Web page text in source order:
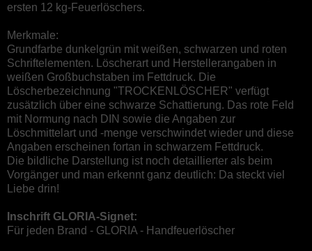
ersten 12 kg-Feuerlöschers.
Merkmale:
Grundfarbe dunkelgrün mit weißen, schwarzen und roten
Schriftelementen. Löscherart und Herstellerangaben in
weißen Großbuchstaben im Fettdruck. Die
Löscherbezeichnung "TROCKENLÖSCHER" verfügt
zusätzlich über eine schwarze Schattierung. Das rote Feld
mit Normung nach DIN sowie die Angaben zur
Löschmittelart und -menge verschwindet wieder und diese
Angaben erscheinen fortan in schwarzem Fettdruck.
Die bildliche Darstellung ist noch detaillierter als beim
Vorgänger und man erkennt ganz deutlich: Da steckt viel
Liebe drin!
Inschrift GLORIA-Signet:
Für jeden Brand - GLORIA - Handfeuerlöscher